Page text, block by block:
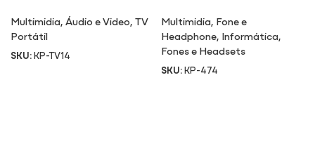
Multimidia,Áudio e Video,TV
Portátil
SKU:KP-TV14
Multimidia, Fone e
Headphone, Informática,
Fones e Headsets
SKU:KP-474